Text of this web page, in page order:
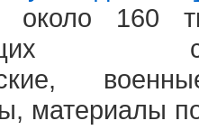
около 160
материалы